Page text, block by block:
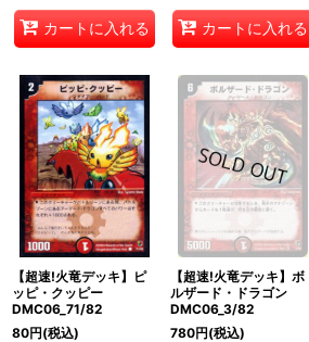
カートに入れる カートに入れる
【超速!火竜デッキ】ピ
ッピ・クッピー
DMC06_71/82
80円(税込)
【超速!火竜デッキ】ボ
ルザード・ドラゴン
DMC06_3/82
780円(税込)